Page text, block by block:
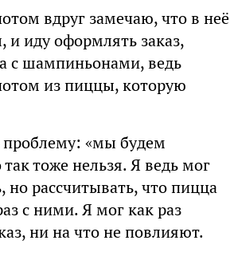
вдруг замечаю, что в неё
иду оформлять заказ,
с шампиньонами, ведь
из пиццы, которую
проблему: «мы будем
тоже нельзя. Я ведь мог
рассчитывать, что пицца
с ними. Я мог как раз
ни на что не повлияют.